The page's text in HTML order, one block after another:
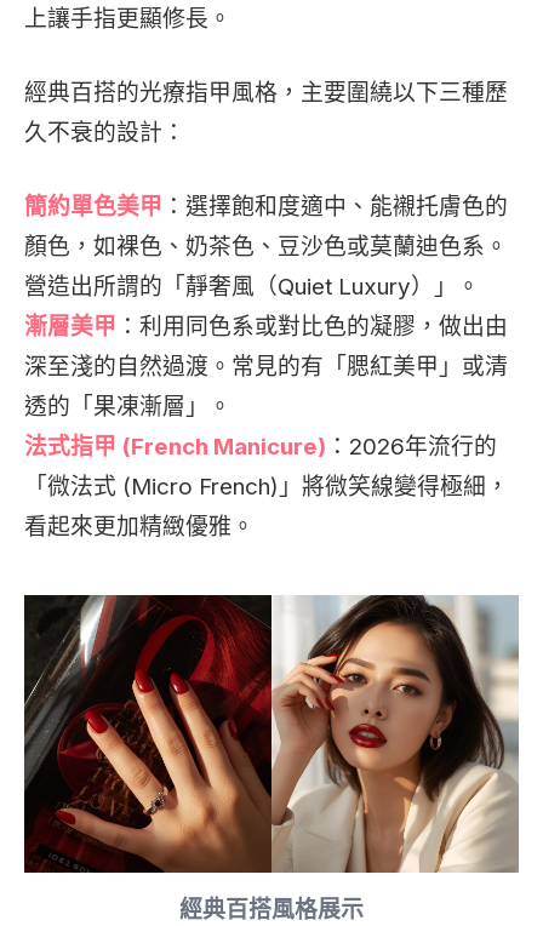
上讓手指更顯修長。
經典百搭的光療指甲風格，主要圍繞以下三種歷
久不衰的設計：
簡約單色美甲 ：選擇飽和度適中、能襯托膚色的
顏色，如裸色、奶茶色、豆沙色或莫蘭迪色系。
營造出所謂的「靜奢風（Quiet Luxury）」。
漸層美甲 ：利用同色系或對比色的凝膠，做出由
深至淺的自然過渡。常見的有「腮紅美甲」或清
透的「果凍漸層」。
法式指甲 (French Manicure) ：2026年流行的
「微法式 (Micro French)」將微笑線變得極細，
看起來更加精緻優雅。
經典百搭風格展示